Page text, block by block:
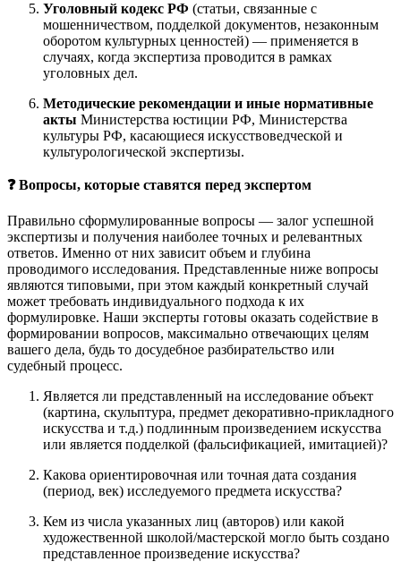
Уголовный кодекс РФ (статьи, связанные с
мошенничеством, подделкой документов, незаконным
оборотом культурных ценностей) — применяется в
случаях, когда экспертиза проводится в рамках
уголовных дел.
Методические рекомендации и иные нормативные
акты Министерства юстиции РФ, Министерства
культуры РФ, касающиеся искусствоведческой и
культурологической экспертизы.
❓ Вопросы, которые ставятся перед экспертом
Правильно сформулированные вопросы — залог успешной
экспертизы и получения наиболее точных и релевантных
ответов. Именно от них зависит объем и глубина
проводимого исследования. Представленные ниже вопросы
являются типовыми, при этом каждый конкретный случай
может требовать индивидуального подхода к их
формулировке. Наши эксперты готовы оказать содействие в
формировании вопросов, максимально отвечающих целям
вашего дела, будь то досудебное разбирательство или
судебный процесс.
Является ли представленный на исследование объект
(картина, скульптура, предмет декоративно-прикладного
искусства и т.д.) подлинным произведением искусства
или является подделкой (фальсификацией, имитацией)?
Какова ориентировочная или точная дата создания
(период, век) исследуемого предмета искусства?
Кем из числа указанных лиц (авторов) или какой
художественной школой/мастерской могло быть создано
представленное произведение искусства?